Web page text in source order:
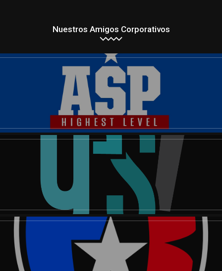
Nuestros Amigos Corporativos